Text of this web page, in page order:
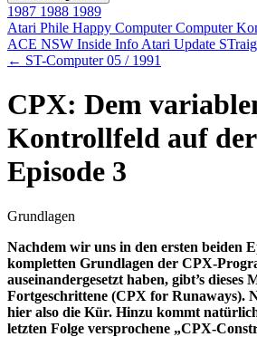
1987 1988 1989
Atari Phile Happy ComputerComputer
ACE NSW Inside Info Atari Update
← ST-Computer 05 / 1991
CPX: Dem
Kontrollfeld auf
Episode 3
Grundlagen
Nachdem wir uns in den ersten beiden
kompletten Grundlagen der CPX-
auseinandergesetzt haben, gibt’s dieses
Fortgeschrittene (CPX for Runaways).
hier also die Kür. Hinzu kommt
letzten Folge versprochene „CPX-